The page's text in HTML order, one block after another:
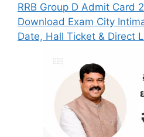
RRB Group D Admit Card
Download Exam City
Date, Hall Ticket & Direct